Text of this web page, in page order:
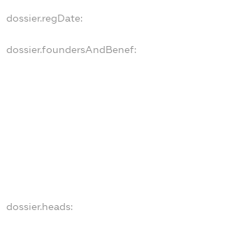
dossier.regDate:
dossier.foundersAndBenef:
dossier.heads: